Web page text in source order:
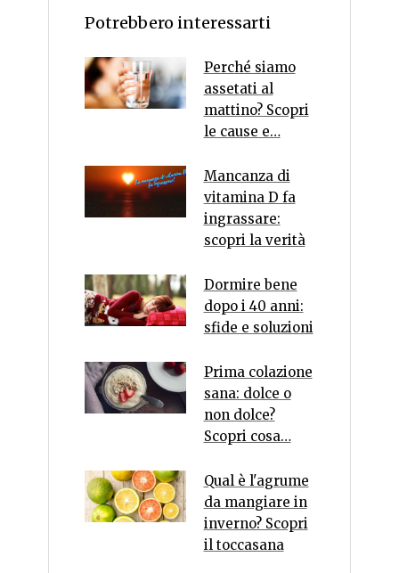
Potrebbero interessarti
Perché siamo
assetati al
mattino? Scopri
le cause e…
Mancanza di
vitamina D fa
ingrassare:
scopri la verità
Dormire bene
dopo i 40 anni:
sfide e soluzioni
Prima colazione
sana: dolce o
non dolce?
Scopri cosa…
Qual è l'agrume
da mangiare in
inverno? Scopri
il toccasana